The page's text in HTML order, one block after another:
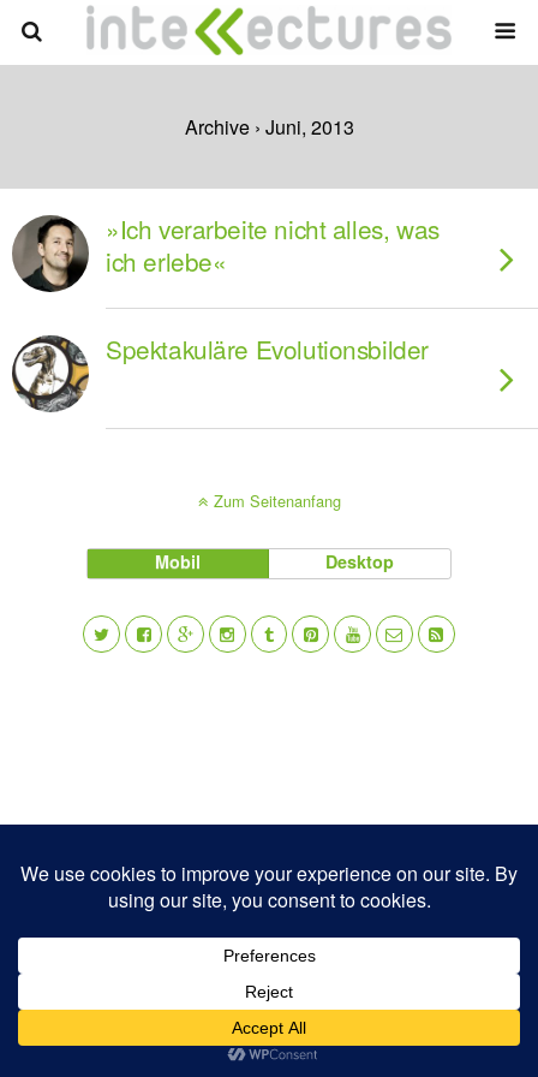
Archive › Juni, 2013
»Ich verarbeite nicht alles, was
ich erlebe«
Spektakuläre Evolutionsbilder
Zum Seitenanfang
Mobil Desktop